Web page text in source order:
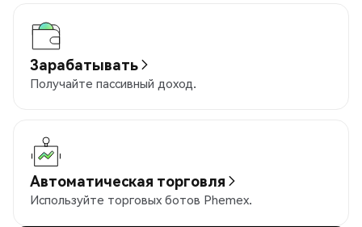
Зарабатывать
Получайте пассивный доход.
Автоматическая торговля
Используйте торговых ботов Phemex.